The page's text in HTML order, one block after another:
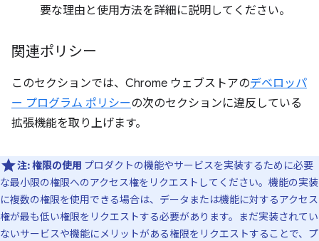
要な理由と使用方法を詳細に説明してください。
関連ポリシー
このセクションでは、Chrome ウェブストアのデベロッパ
ー プログラム ポリシーの次のセクションに違反している
拡張機能を取り上げます。
注:権限の使用 プロダクトの機能やサービスを実装するために必要
な最小限の権限へのアクセス権をリクエストしてください。機能の実装
に複数の権限を使用できる場合は、データまたは機能に対するアクセス
権が最も低い権限をリクエストする必要があります。まだ実装されてい
ないサービスや機能にメリットがある権限をリクエストすることで、プ